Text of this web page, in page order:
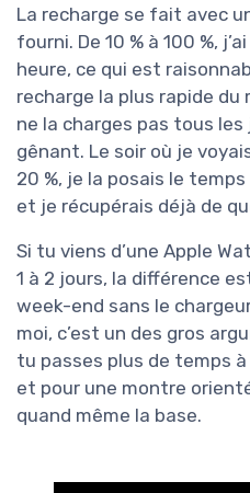
La recharge se fait avec
fourni. De 10 % à 100 %,
heure, ce qui est
recharge la plus rapide du
ne la charges pas tous les
gênant. Le soir où je
20 %, je la posais le
et je récupérais déjà de
Si tu viens d’une Apple
1 à 2 jours, la différence
week-end sans le
moi, c’est un des gros
tu passes plus de temps à
et pour une montre
quand même la base.